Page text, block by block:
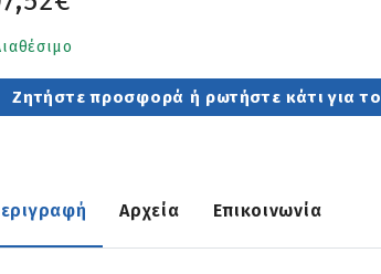
Ζητήστε προσφορά ή ρωτήστε κάτι για
Αρχεία Επικοινωνία